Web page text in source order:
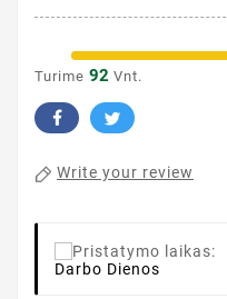
Turime 92 Vnt.
Write your review
Darbo Dienos